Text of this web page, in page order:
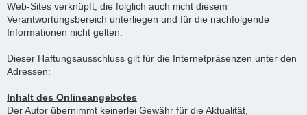
Web-Sites verknüpft, die folglich auch nicht diesem
Verantwortungsbereich unterliegen und für die nachfolgende
Informationen nicht gelten.
Dieser Haftungsausschluss gilt für die Internetpräsenzen unter den
Adressen:
Inhalt des Onlineangebotes
Der Autor übernimmt keinerlei Gewähr für die Aktualität,